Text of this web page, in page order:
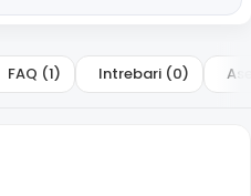
FAQ (1) Intrebari (0)